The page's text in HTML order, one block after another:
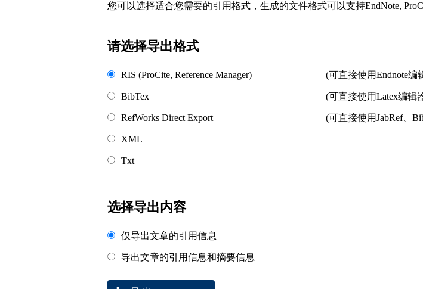
下载排名
您可以选择适合您需要的引用格式，生成的文件格式可以支持EndNote,
请选择导出格式
RIS (ProCite, Reference Manager) (可直接使用Endnote编
BibTex (可直接使用Latex编辑
RefWorks Direct Export (可直接使用JabRef、
XML
Txt
选择导出内容
仅导出文章的引用信息
导出文章的引用信息和摘要信息